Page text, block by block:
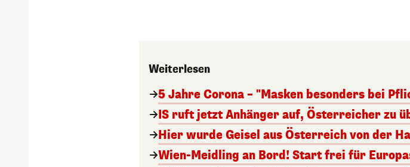
Weiterlesen
5 Jahre Corona – "Masken besonders bei
IS ruft jetzt Anhänger auf, Österreicher zu
Hier wurde Geisel aus Österreich von der
Wien-Meidling an Bord! Start frei für